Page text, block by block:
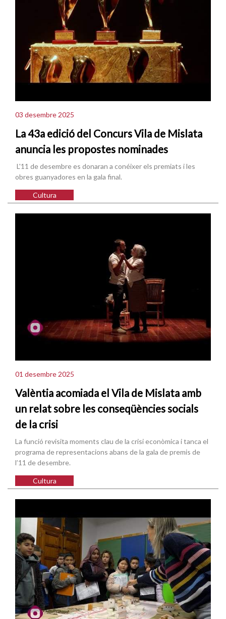
03 desembre 2025
La 43a edició del Concurs Vila de Mislata
anuncia les propostes nominades
L'11 de desembre es donaran a conéixer els premiats i les
obres guanyadores en la gala final.
Cultura
01 desembre 2025
Valèntia acomiada el Vila de Mislata amb
un relat sobre les conseqüències socials
de la crisi
La funció revisita moments clau de la crisi econòmica i tanca el
programa de representacions abans de la gala de premis de
l’11 de desembre.
Cultura